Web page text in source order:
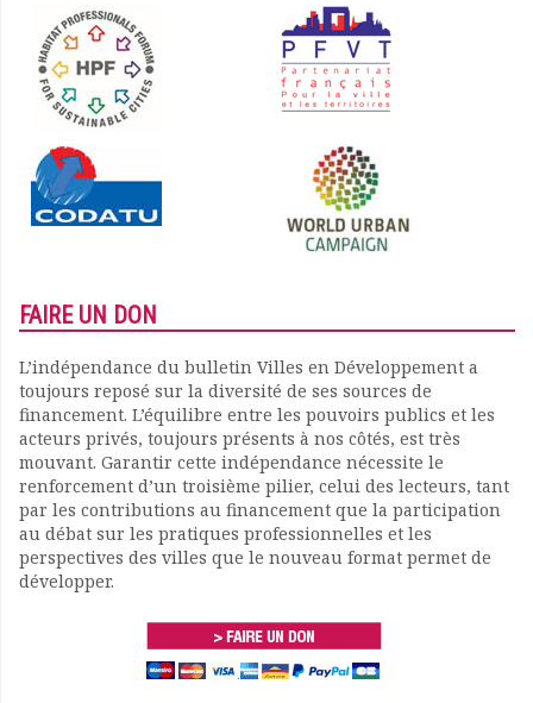
FAIRE UN DON
L’indépendance du bulletin Villes en Développement a
toujours reposé sur la diversité de ses sources de
financement. L’équilibre entre les pouvoirs publics et les
acteurs privés, toujours présents à nos côtés, est très
mouvant. Garantir cette indépendance nécessite le
renforcement d’un troisième pilier, celui des lecteurs, tant
par les contributions au financement que la participation
au débat sur les pratiques professionnelles et les
perspectives des villes que le nouveau format permet de
développer.